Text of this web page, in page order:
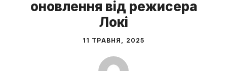
оновлення від режисера
Локі
11 ТРАВНЯ, 2025